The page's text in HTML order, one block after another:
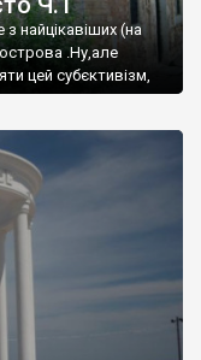
найцікавіших (на
.Ну,але
цей субєктивізм,